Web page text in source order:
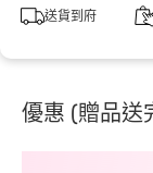
送貨到府
優惠 (贈品送